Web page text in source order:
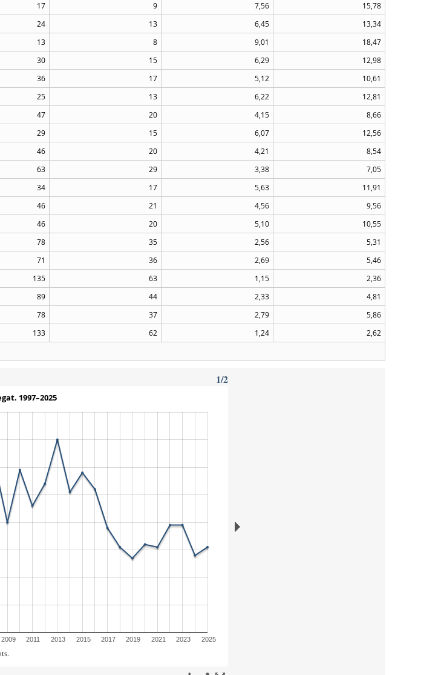
17 9 7,56
15,78
24 13 6,45
13,34
13 8 9,01
18,47
30 15 6,29
12,98
36 17 5,12
10,61
25 13 6,22
12,81
47 20 4,15
8,66
29 15 6,07
12,56
46 20 4,21
8,54
63 29 3,38
7,05
34 17 5,63
11,91
46 21 4,56
9,56
46 20 5,10
10,55
78 35 2,56
5,31
71 36 2,69
5,46
135 63 1,15
2,36
89 44 2,33
4,81
78 37 2,79
5,86
133 62 1,24
2,62